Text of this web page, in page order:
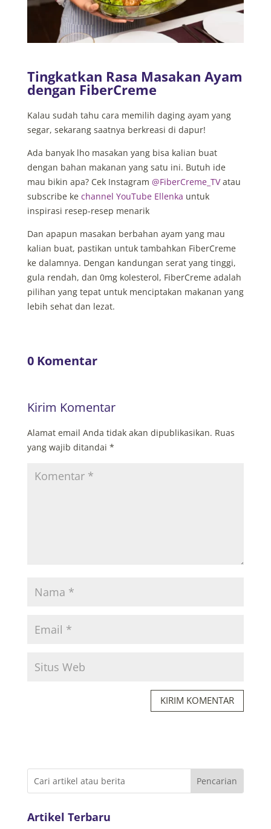
Tingkatkan Rasa Masakan Ayam
dengan FiberCreme
Kalau sudah tahu cara memilih daging ayam yang
segar, sekarang saatnya berkreasi di dapur!
Ada banyak lho masakan yang bisa kalian buat
dengan bahan makanan yang satu ini. Butuh ide
mau bikin apa? Cek Instagram @FiberCreme_TVatau
subscribe ke channel YouTube Ellenka untuk
inspirasi resep-resep menarik
Dan apapun masakan berbahan ayam yang mau
kalian buat, pastikan untuk tambahkan FiberCreme
ke dalamnya. Dengan kandungan serat yang tinggi,
gula rendah, dan 0mg kolesterol, FiberCreme adalah
pilihan yang tepat untuk menciptakan makanan yang
lebih sehat dan lezat.
0 Komentar
Kirim Komentar
Alamat email Anda tidak akan dipublikasikan. Ruas
yang wajib ditandai *
KIRIM KOMENTAR
Artikel Terbaru